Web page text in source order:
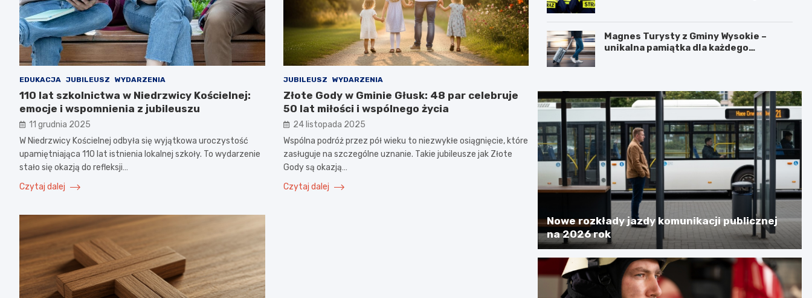
EDUKACJA JUBILEUSZ WYDARZENIA
110 lat szkolnictwa w Niedrzwicy Kościelnej:
emocje i wspomnienia z jubileuszu
11 grudnia 2025
W Niedrzwicy Kościelnej odbyła się wyjątkowa uroczystość
upamiętniająca 110 lat istnienia lokalnej szkoły. To wydarzenie
stało się okazją do refleksji…
Czytaj dalej
JUBILEUSZ WYDARZENIA
Złote Gody w Gminie Głusk: 48 par celebruje
50 lat miłości i wspólnego życia
24 listopada 2025
Wspólna podróż przez pół wieku to niezwykłe osiągnięcie, które
zasługuje na szczególne uznanie. Takie jubileusze jak Złote
Gody są okazją…
Czytaj dalej
Magnes Turysty z Gminy Wysokie –
unikalna pamiątka dla każdego
Nowe rozkłady jazdy komunikacji publicznej
na 2026 rok